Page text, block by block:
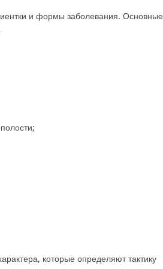
и формы заболевания. Основные
которые определяют тактику